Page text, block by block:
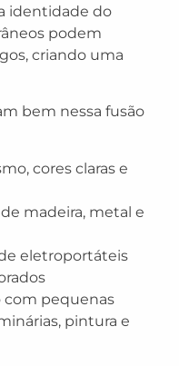
identidade do
podem
criando uma
bem nessa fusão
cores claras e
madeira, metal e
eletroportáteis
com pequenas
pintura e